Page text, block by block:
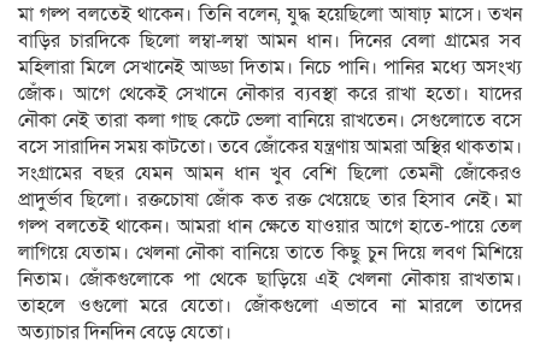
মা গল্প বলতেই থাকেন। তিনি বলেন, যুদ্ধ হয়েছিলো আষাঢ় মাসে। তখন
বাড়ির চারদিকে ছিলো লম্বা-লম্বা আমন ধান। দিনের বেলা গ্রামের সব
মহিলারা মিলে সেখানেই আড্ডা দিতাম। নিচে পানি। পানির মধ্যে অসংখ্য
জোঁক। আগে থেকেই সেখানে নৌকার ব্যবস্থা করে রাখা হতো। যাদের
নৌকা নেই তারা কলা গাছ কেটে ভেলা বানিয়ে রাখতেন। সেগুলোতে বসে
বসে সারাদিন সময় কাটতো। তবে জোঁকের যন্ত্রণায় আমরা অস্থির থাকতাম।
সংগ্রামের বছর যেমন আমন ধান খুব বেশি ছিলো তেমনী জোঁকেরও
প্রাদুর্ভাব ছিলো। রক্তচোষা জোঁক কত রক্ত খেয়েছে তার হিসাব নেই। মা
গল্প বলতেই থাকেন। আমরা ধান ক্ষেতে যাওয়ার আগে হাতে-পায়ে তেল
লাগিয়ে যেতাম। খেলনা নৌকা বানিয়ে তাতে কিছু চুন দিয়ে লবণ মিশিয়ে
নিতাম। জোঁকগুলোকে পা থেকে ছাড়িয়ে এই খেলনা নৌকায় রাখতাম।
তাহলে ওগুলো মরে যেতো। জোঁকগুলো এভাবে না মারলে তাদের
অত্যাচার দিনদিন বেড়ে যেতো।